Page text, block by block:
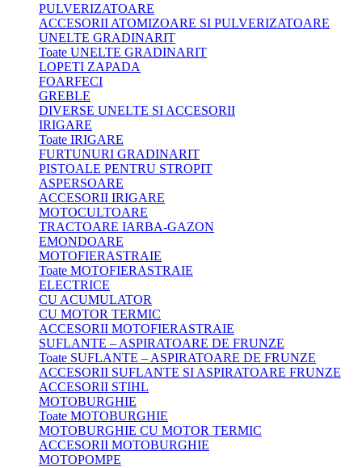
PULVERIZATOARE
ACCESORII ATOMIZOARE SI PULVERIZATOARE
UNELTE GRADINARIT
Toate UNELTE GRADINARIT
LOPETI ZAPADA
FOARFECI
GREBLE
DIVERSE UNELTE SI ACCESORII
IRIGARE
Toate IRIGARE
FURTUNURI GRADINARIT
PISTOALE PENTRU STROPIT
ASPERSOARE
ACCESORII IRIGARE
MOTOCULTOARE
TRACTOARE IARBA-GAZON
EMONDOARE
MOTOFIERASTRAIE
Toate MOTOFIERASTRAIE
ELECTRICE
CU ACUMULATOR
CU MOTOR TERMIC
ACCESORII MOTOFIERASTRAIE
SUFLANTE – ASPIRATOARE DE FRUNZE
Toate SUFLANTE – ASPIRATOARE DE FRUNZE
ACCESORII SUFLANTE SI ASPIRATOARE FRUNZE
ACCESORII STIHL
MOTOBURGHIE
Toate MOTOBURGHIE
MOTOBURGHIE CU MOTOR TERMIC
ACCESORII MOTOBURGHIE
MOTOPOMPE